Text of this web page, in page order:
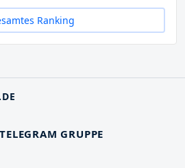
Ranking
TELEGRAM GRUPPE